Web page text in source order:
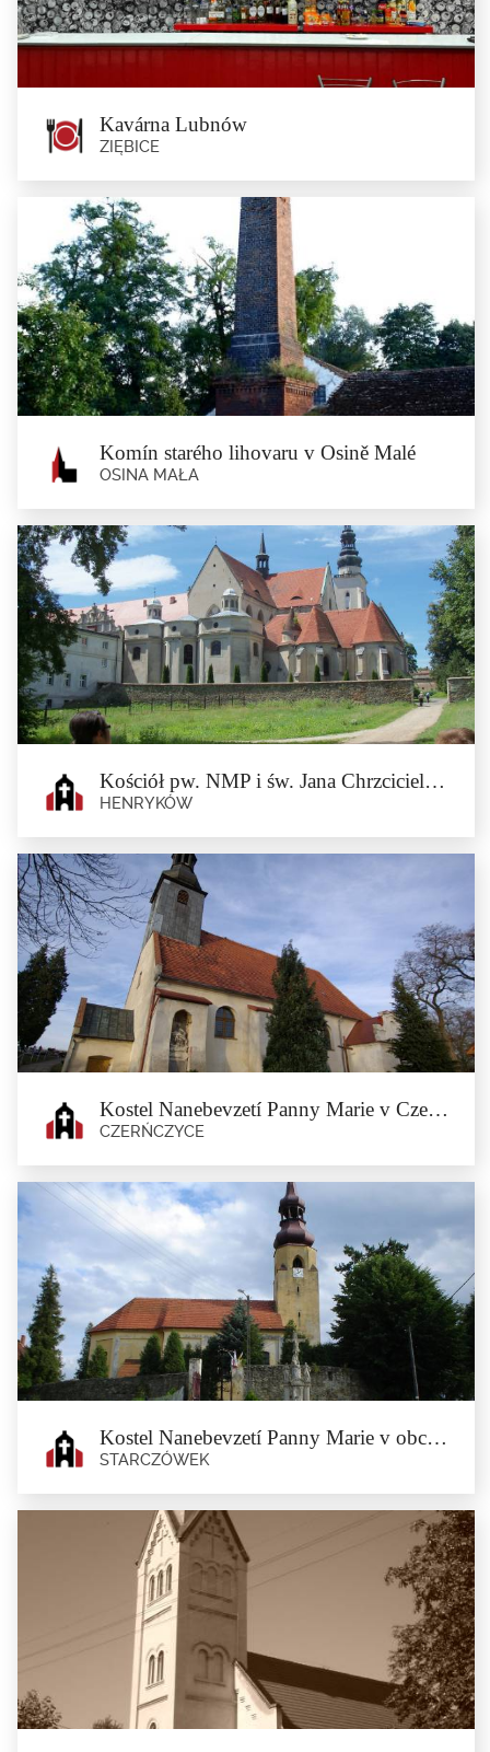
Za útesem se na Vartské hoře (582 m n. m.) nachází horská kaple...
Kavárna Lubnów
ZIĘBICE
Kavárna Lubnów
Ziębice
Komín starého lihovaru v Osině Malé
OSINA MAŁA
Komín starého lihovaru v Osině Malé
Osina Mała
V obci Osina Mała se nachází komín, který je pozůstatkem po lihovaru, s...
Kościół pw. NMP i św. Jana Chrzciciela przy zespole klasztornym w Henrykowie
HENRYKÓW
Kościół pw. NMP i św. Jana
Chrzciciela przy zespole klasztornym
w Henrykowie
Henryków
Kostel Nanebevzetí Panny Marie v Czerńczycy
CZERŃCZYCE
Kostel Nanebevzetí Panny Marie v
Czerńczycy
Czerńczyce
Kostel byl zmiňovaný již v roce 1421. Současný barokní chrám byl...
Kostel Nanebevzetí Panny Marie v obci Starczówek
STARCZÓWEK
Kostel Nanebevzetí Panny Marie v
obci Starczówek
Kostel Nanebevzetí Panny Marie je gotická stavba z 15. století, přestavěna
v...